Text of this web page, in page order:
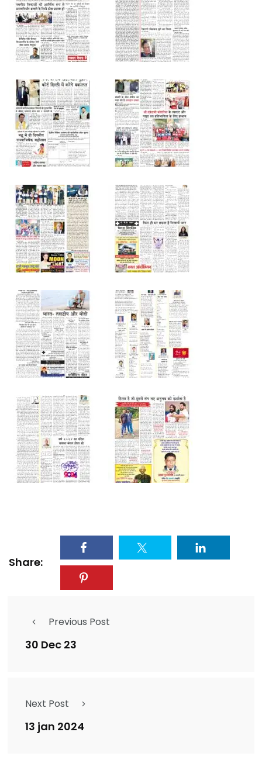
Share:
Previous Post
30 Dec 23
Next Post
13 jan 2024